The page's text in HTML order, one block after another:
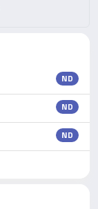
ND
ND
ND